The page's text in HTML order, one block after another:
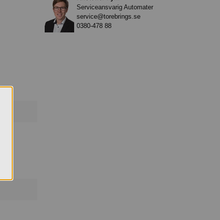
Serviceansvarig Automater
service@torebrings.se
0380-478 88